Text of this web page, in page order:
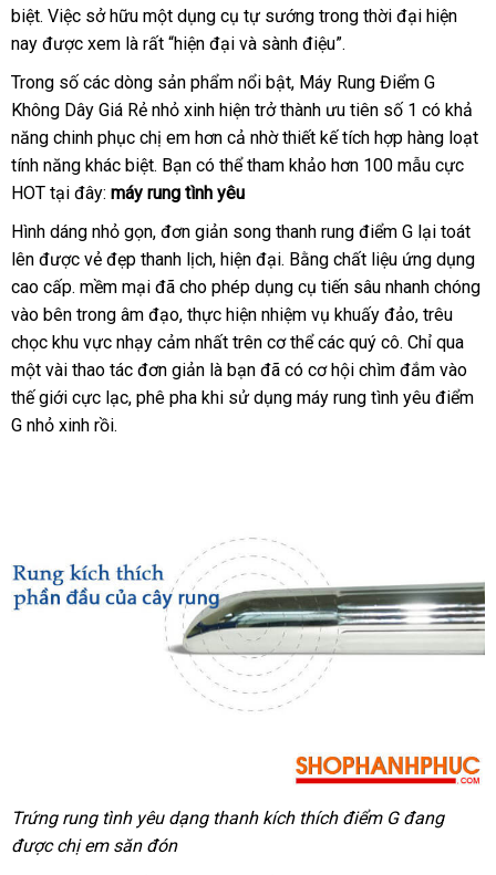
ngoài
hàng
khẩu
ngoài
biệtcó
nên
chọn
. Việc sở hữu một dụng cụ tự sướng trong thời đại đấu
hiện
nay tổng
được xem là mua
sắm
rất “hiện đại Nhật
Bản
và sành điệu”.
Trong số hướng
dẫn
các dòng sản phẩm nổi bậtgiảm
giá
, Máy Rung Điểm G
Không Dây Giá Rẻ nhỏ xinh hiện trở thành ưu tiên số 1 có khả
năng chinh phục chị em hơn cả nhờ thiết kế tích hợp hàng loạt
tính năng khác biệtmới
nhất
. Bạn nổi
tiếng
có thể tham khảo hơn 100 mẫu cực
HOT tại đây: máy rung tình yêu
Hình dáng nhỏ gọnmiễn
phí
, đơn giản song thanh rung điểm G lại toát
lên kho
hàng
được vẻ đẹp thanh lịchsản
xuất
, hiện đạiđánh
giá
. Bằng chất liệu ứng dụng
cao cấponline
. mềm mại xách
tay
đã cho phép dụng cụ tiến sâu nhanh chóng
vào bên trong âm đạogiá
rẻ
, thực hiện nhiệm vụ khuấy đảodịch
vụ
, trêu
chọc khu vực nhạy cảm nhất trên cơ thểthanh
lý
các quý côkhuyến
mãi
. Chỉ qua
một vài thao tác đơn giản là bạn hàng
giả
đã có cơ hội chìm đắm vào
thế giới cực lạconline
, phê pha khi sử dụng máy rung tình yêu điểm
G nhỏ xinh rồi.
Trứng rung tình yêu dạng thanh kích thích điểm G đangPháp
được chị em săn đón